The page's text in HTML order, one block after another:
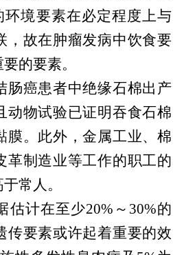
环境要素在必定程度上与
，故在肿瘤发病中饮食要
的要素。
肠癌患者中绝缘石棉出产
动物试验已证明吞食石棉
膜。此外，金属工业、棉
革制造业等工作的职工的
常人。
估计在至少20%～30%的
传要素或许起着重要的效